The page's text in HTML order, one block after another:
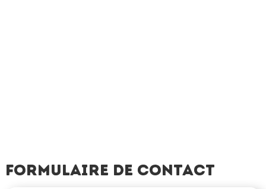
Formulaire de contact